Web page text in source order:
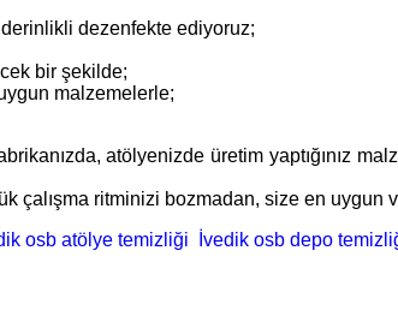
derinlikli dezenfekte ediyoruz;
bir şekilde;
malzemelerle;
atölyenizde üretim yaptığınız
çalışma ritminizi bozmadan, size en uygun
osb atölye temizliği İvedik osb depo